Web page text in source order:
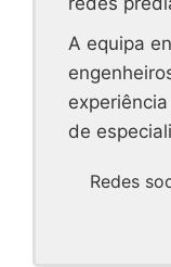
A equipa
de
Redes